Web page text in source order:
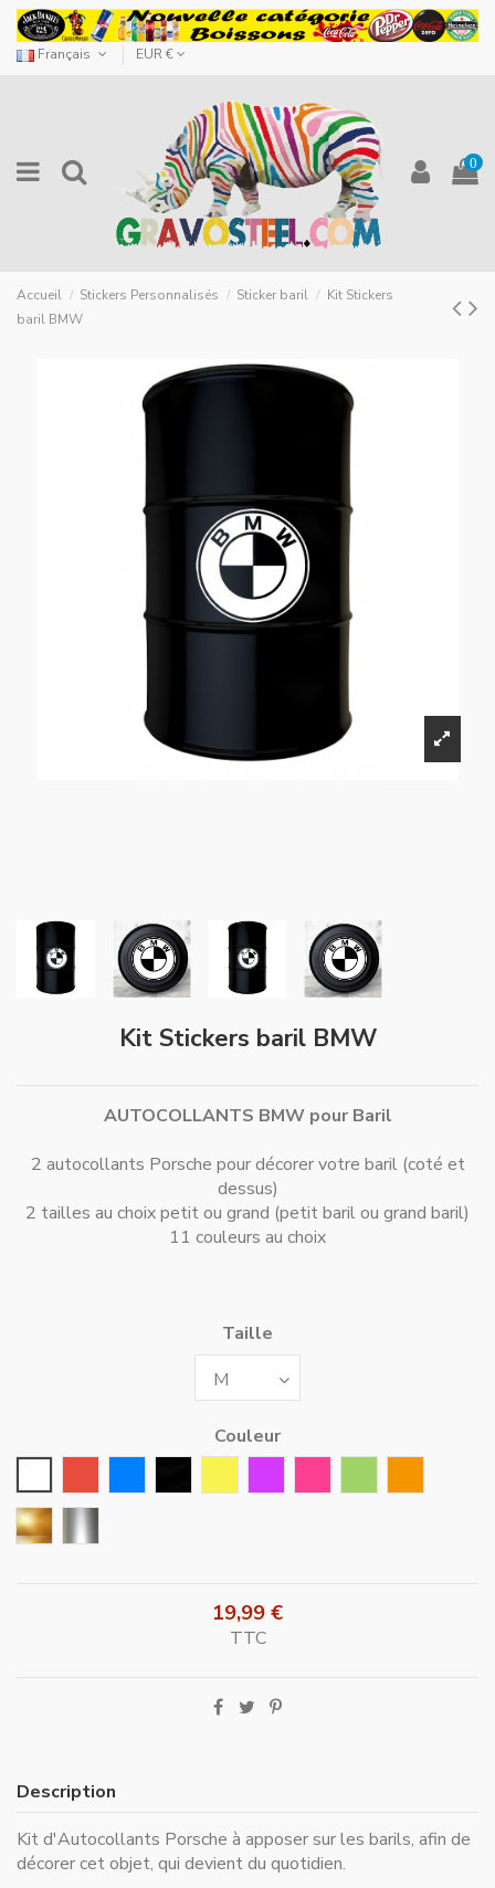
Français EUR €
0
Accueil Stickers Personnalisés Sticker baril
Kit Stickers
baril BMW
Kit Stickers baril BMW
AUTOCOLLANTS BMW pour Baril
2 autocollants Porsche pour décorer votre baril (coté et
dessus)
2 tailles au choix petit ou grand (petit baril ou grand baril)
11 couleurs au choix
Taille
Couleur
Or Argent
19,99 €
TTC
Description
Kit d'Autocollants Porsche à apposer sur les barils, afin de
décorer cet objet, qui devient du quotidien.